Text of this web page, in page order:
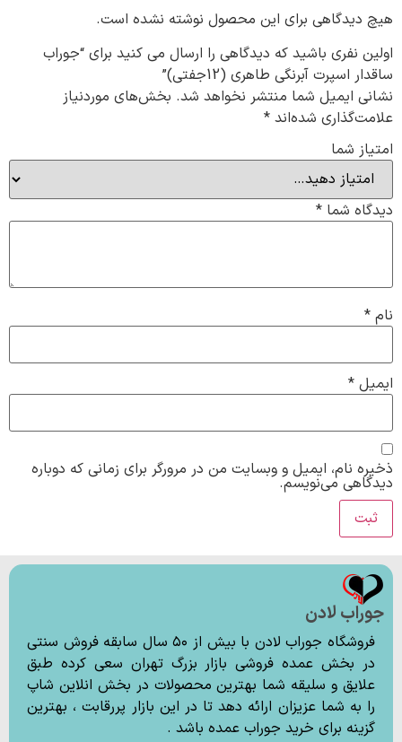
هیچ دیدگاهی برای این محصول نوشته نشده است.
اولین نفری باشید که دیدگاهی را ارسال می کنید برای “جوراب
ساقدار اسپرت آبرنگی طاهری (12جفتی)”
نشانی ایمیل شما منتشر نخواهد شد. بخش‌های موردنیاز
علامت‌گذاری شده‌اند *
امتیاز شما
دیدگاه شما *
نام *
ایمیل *
ذخیره نام، ایمیل و وبسایت من در مرورگر برای زمانی که دوباره
دیدگاهی می‌نویسم.
جوراب لادن
فروشگاه جوراب لادن با بیش از ۵۰ سال سابقه فروش سنتی
در بخش عمده فروشی بازار بزرگ تهران سعی کرده طبق
علایق و سلیقه شما بهترین محصولات در بخش انلاین شاپ
را به شما عزیزان ارائه دهد تا در این بازار پررقابت ، بهترین
گزینه برای خرید جوراب عمده باشد .